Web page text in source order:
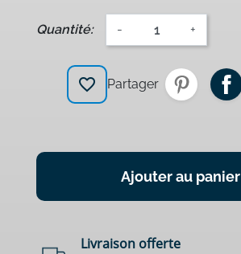
Quantité: - +
favorite_border Partager
Ajouter au panier
Livraison offerte